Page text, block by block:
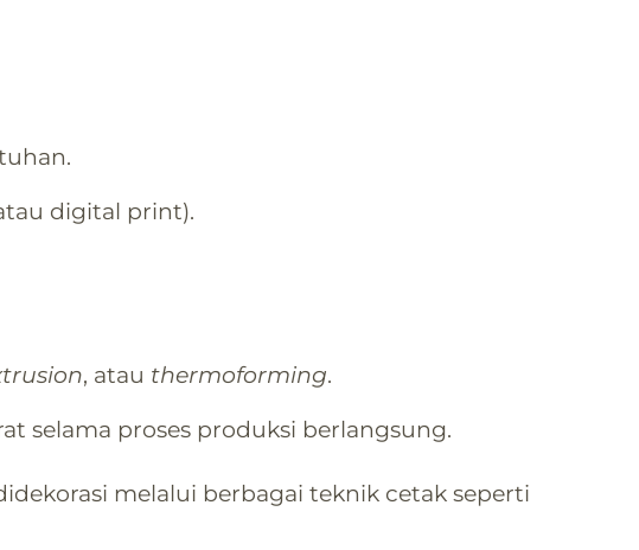
digital print).
, atau thermoforming.
selama proses produksi berlangsung.
melalui berbagai teknik cetak seperti